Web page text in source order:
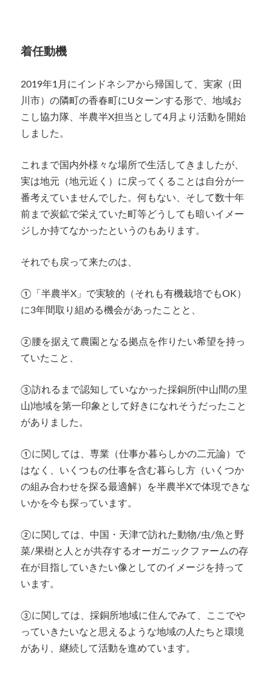
着任動機
2019年1月にインドネシアから帰国して、実家（田
川市）の隣町の香春町にUターンする形で、地域お
こし協力隊、半農半X担当として4月より活動を開始
しました。
これまで国内外様々な場所で生活してきましたが、
実は地元（地元近く）に戻ってくることは自分が一
番考えていませんでした。何もない、そして数十年
前まで炭鉱で栄えていた町等どうしても暗いイメー
ジしか持てなかったというのもあります。
それでも戻って来たのは、
①「半農半X」で実験的（それも有機栽培でもOK）
に3年間取り組める機会があったことと、
②腰を据えて農園となる拠点を作りたい希望を持っ
ていたこと、
③訪れるまで認知していなかった採銅所(中山間の里
山)地域を第一印象として好きになれそうだったこと
がありました。
①に関しては、専業（仕事か暮らしかの二元論）で
はなく、いくつもの仕事を含む暮らし方（いくつか
の組み合わせを探る最適解）を半農半Xで体現できな
いかを今も探っています。
②に関しては、中国・天津で訪れた動物/虫/魚と野
菜/果樹と人とが共存するオーガニックファームの存
在が目指していきたい像としてのイメージを持って
います。
③に関しては、採銅所地域に住んでみて、ここでや
っていきたいなと思えるような地域の人たちと環境
があり、継続して活動を進めています。